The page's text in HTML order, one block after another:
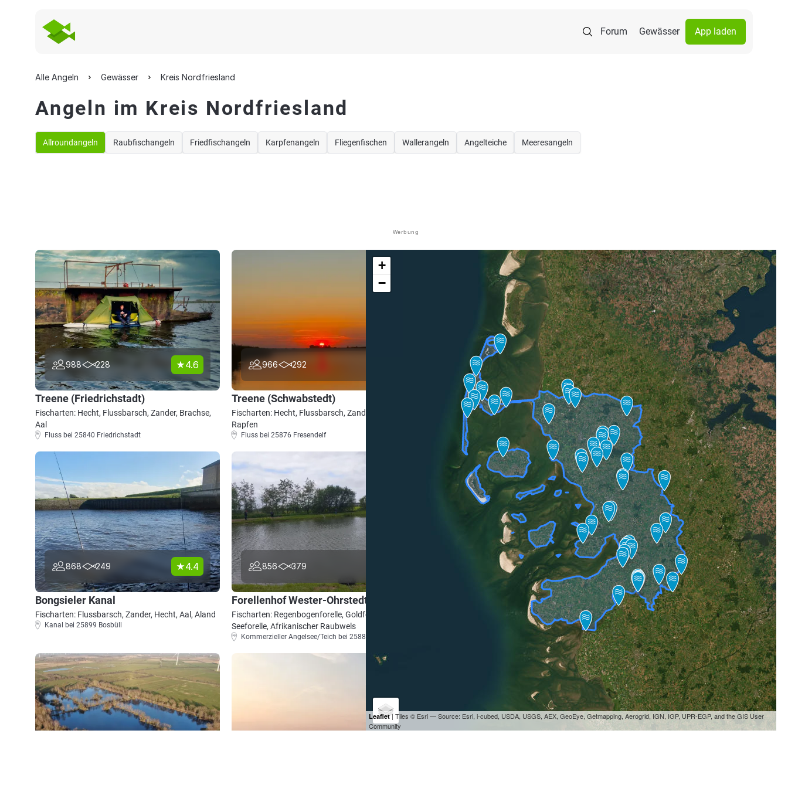
Forum Gewässer App laden
Alle Angeln Gewässer Kreis Nordfriesland
Angeln im Kreis Nordfriesland
Allroundangeln Raubfischangeln Friedfischangeln Karpfenangeln Fliegenfischen Wallerangeln Angelteiche Meeresangeln
Werbung
988 228 4.6
Treene (Friedrichstadt)
Fischarten: Hecht, Flussbarsch, Zander, Brachse,
Aal
Fluss bei 25840 Friedrichstadt
966 292
Treene (Schwabstedt)
Fischarten: Hecht, Flussbarsch, Zander, Brachse,
Rapfen
Fluss bei 25876 Fresendelf
868 249 4.4
Bongsieler Kanal
Fischarten: Flussbarsch, Zander, Hecht, Aal, Aland
Kanal bei 25899 Bosbüll
856 379
Forellenhof Wester-Ohrstedt
Fischarten: Regenbogenforelle, Goldforelle, Stör,
Seeforelle, Afrikanischer Raubwels
Kommerzieller Angelsee/Teich bei 25885 Ahrenviöl
+
−
Leaflet| Tiles © Esri — Source: Esri, i-cubed, USDA, USGS, AEX, GeoEye, Getmapping, Aerogrid, IGN, IGP, UPR-EGP, and the GIS User
Community